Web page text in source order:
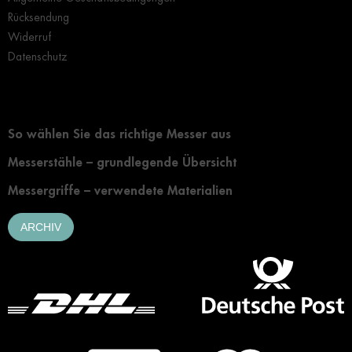
Rücksendung
Widerruf
Datenschutz
So wählen Sie das richtige Messer aus
Messerstähle – grundlegende Übersicht
Messergriffe – verwendete Materialien
ARCHIV